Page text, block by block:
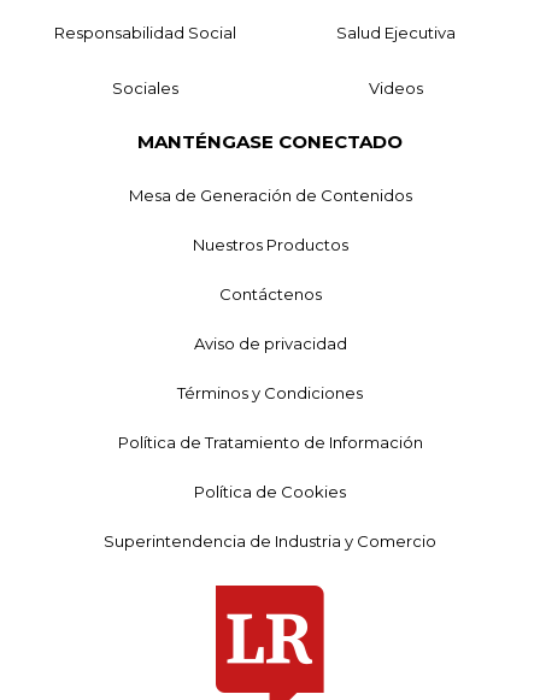
Responsabilidad Social Salud Ejecutiva
Sociales Videos
MANTÉNGASE CONECTADO
Mesa de Generación de Contenidos
Nuestros Productos
Contáctenos
Aviso de privacidad
Términos y Condiciones
Política de Tratamiento de Información
Política de Cookies
Superintendencia de Industria y Comercio